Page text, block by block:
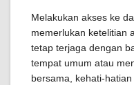
Melakukan akses ke
memerlukan ketelitian
tetap terjaga dengan
tempat umum atau
bersama, kehati-